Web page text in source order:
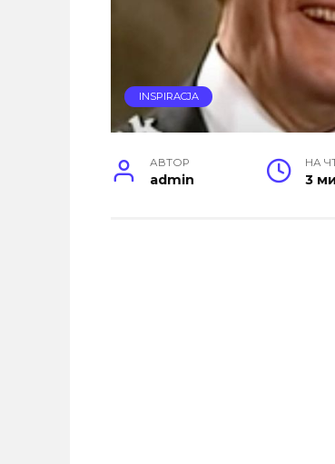
INSPIRACJA
АВТОР
admin
НА
3